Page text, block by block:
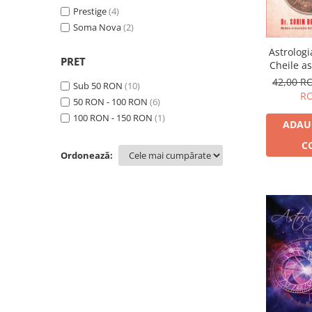
Seria Montauk
Seria Chico Xavier
Raymond Lo
Sorin Bratoveanu
Prestige(4)
Soma Nova(2)
PRET
Sub 50 RON (10)
50 RON - 100 RON (6)
100 RON - 150 RON (1)
Ordonează:
Cheile
ale vieții
42,00